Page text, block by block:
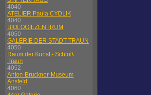
4040
ATELIER Paula CYDLIK
4040
BIOLOGIEZENTRUM
4050
GALERIE DER STADT TRAUN
4050
Raum der Kunst - Schloß
Traun
4052
Anton-Bruckner-Museum
Ansfeld
4060